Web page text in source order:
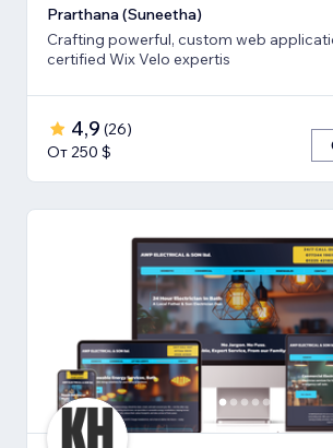
Prarthana (Suneetha)
Crafting powerful, custom web
certified Wix Velo expertis
4,9 (26)
От 250 $